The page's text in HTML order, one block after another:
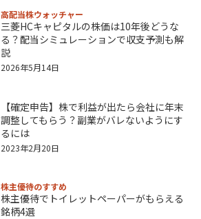
高配当株ウォッチャー
三菱HCキャピタルの株価は10年後どうな
る？配当シミュレーションで収支予測も解
説
2026年5月14日
【確定申告】株で利益が出たら会社に年末
調整してもらう？副業がバレないようにす
るには
2023年2月20日
株主優待のすすめ
株主優待でトイレットペーパーがもらえる
銘柄4選